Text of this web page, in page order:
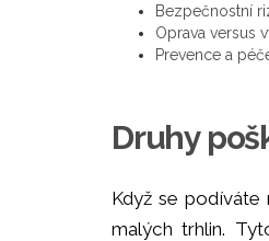
Bezpečnostní
Oprava versus
Prevence a
Druhy
Když se podíváte
malých trhlin.